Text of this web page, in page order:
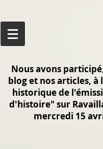
Nous avons
blog et nos articles,
historique de
d'histoire" sur
mercredi 15